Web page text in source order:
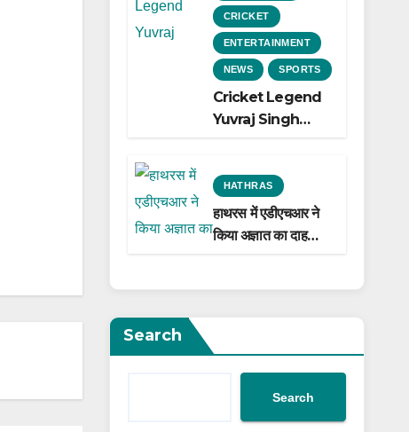
Failure, Study
Finds
CRICKET
ENTERTAINMENT
NEWS SPORTS
Cricket Legend
Yuvraj Singh
Preview of the
Film Celebrating
His Legacy
HATHRAS
हाथरस में एडीएचआर ने
किया अज्ञात का दाह
Search
Search